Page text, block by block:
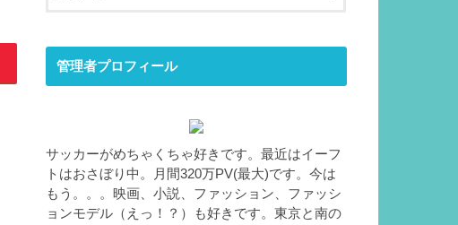
管理者プロフィール
サッカーがめちゃくちゃ好きです。最近はイーフ
トはおさぼり中。月間320万PV(最大)です。今は
もう。。。映画、小説、ファッション、ファッシ
ョンモデル（えっ！？）も好きです。東京と南の